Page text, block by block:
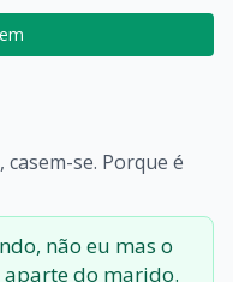
se. Porque é
não eu mas o
aparte do marido.